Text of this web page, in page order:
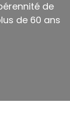
de
de 60 ans